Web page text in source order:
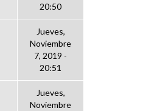
20:50
Jueves,
Noviembre
7, 2019 -
20:51
Jueves,
Noviembre